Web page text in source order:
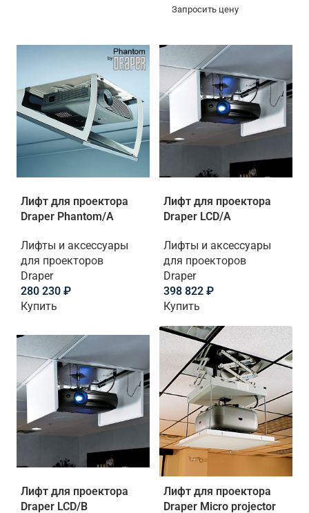
Запросить цену
Лифт для проектора
Draper Phantom/A
Лифты и аксессуары
для проекторов
Draper
280 230 ₽
Купить
Лифт для проектора
Draper LCD/A
Лифты и аксессуары
для проекторов
Draper
398 822 ₽
Купить
Лифт для проектора
Draper LCD/B
Лифт для проектора
Draper Micro projector